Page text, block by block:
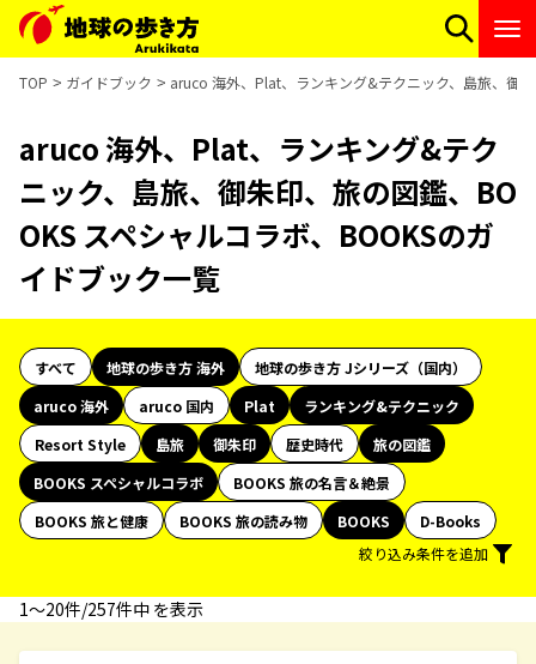
TOP ガイドブック aruco 海外、Plat、ランキング&テクニック、島旅、御
aruco 海外、Plat、ランキング&テク
ニック、島旅、御朱印、旅の図鑑、BO
OKS スペシャルコラボ、BOOKSのガ
イドブック一覧
すべて 地球の歩き方 海外
地球の歩き方 Jシリーズ（国内）
aruco 海外
aruco 国内 Plat
ランキング&テクニック
Resort Style
島旅 御朱印 歴史時代
旅の図鑑
BOOKS スペシャルコラボ
BOOKS 旅の名言＆絶景
BOOKS 旅と健康
BOOKS 旅の読み物 BOOKS
D-Books
絞り込み条件を追加
1〜20件/257件中 を表示